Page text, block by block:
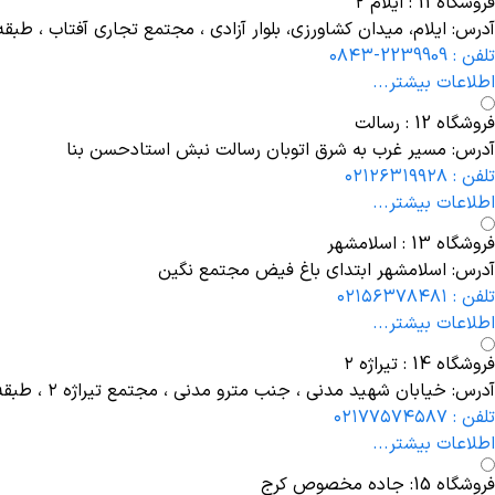
آدرس: ایلام، میدان کشاورزی، بلوار آزادی ، مجتمع تجاری آفتاب ،
تلفن : 2239909-۰۸۴۳
اطلاعات بیشتر...
فروشگاه 12 : رسالت
آدرس: مسیر غرب به شرق اتوبان رسالت نبش استادحسن بنا
تلفن : ۰۲۱۲۶۳۱۹۹۲۸
اطلاعات بیشتر...
فروشگاه 13 : اسلامشهر
آدرس: اسلامشهر ابتدای باغ فیض مجتمع نگین
تلفن : ۰۲۱۵۶۳۷۸۴۸۱
اطلاعات بیشتر...
فروشگاه 14 : تیراژه ۲
آدرس: خیابان شهید مدنی ، جنب مترو مدنی ، مجتمع تیراژه ۲ ، طبقه دوم ، واحد ۲۰۲
تلفن : ۰۲۱۷۷۵۷۴۵۸۷
اطلاعات بیشتر...
فروشگاه 15: جاده مخصوص کرج